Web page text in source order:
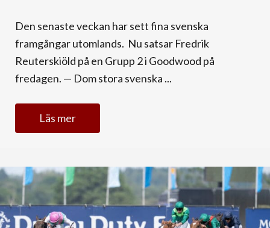
Den senaste veckan har sett fina svenska
framgångar utomlands. Nu satsar Fredrik
Reuterskiöld på en Grupp 2 i Goodwood på
fredagen. — Dom stora svenska ...
Läs mer